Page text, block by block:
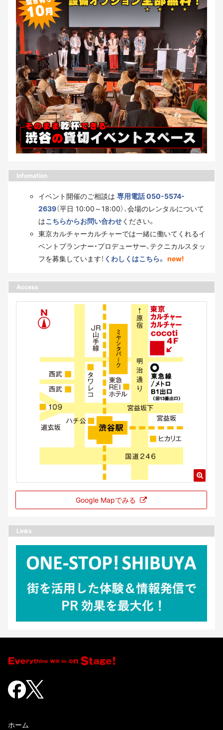
Infomation
イベント開催のご相談は 専用電話 050-5574-
2639（平日 10:00～18:00）、会場のレンタルについて
はこちらからお問い合わせください。
東京カルチャーカルチャーでは一緒に働いてくれるイ
ベントプランナー・プロデューサー、テクニカルスタッ
フを募集しています！ くわしくはこちら。 new!
Access
Google Mapでみる
Links
ホーム